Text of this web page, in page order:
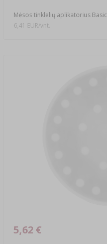
Mėsos tinklelių aplikatorius Basic
6,41 EUR/vnt.
5,62 €